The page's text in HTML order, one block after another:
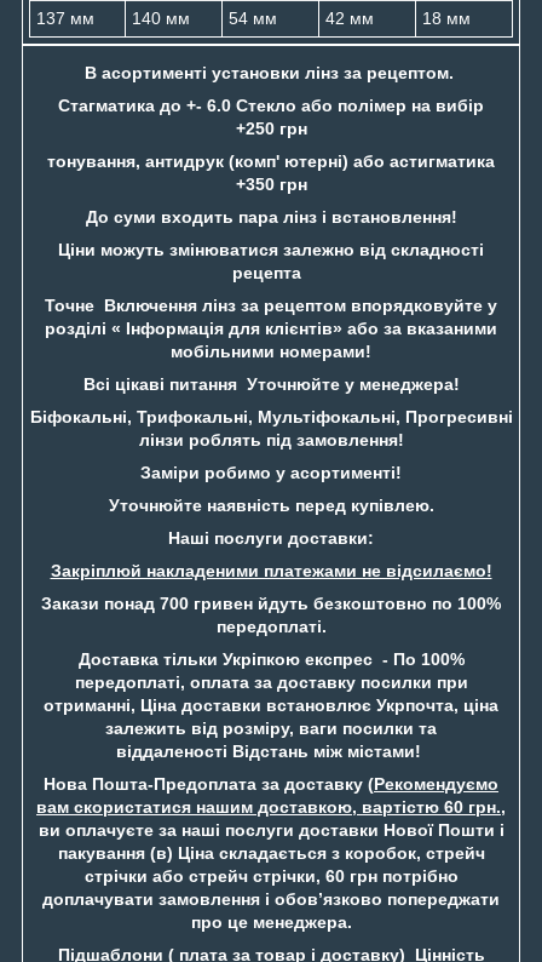
137 мм 140 мм 54 мм 42 мм 18 мм
В асортименті установки лінз за рецептом.
Стагматика до +- 6.0 Стекло або полімер на вибір
+250 грн
тонування, антидрук (комп' ютерні) або астигматика
+350 грн
До суми входить пара лінз і встановлення!
Ціни можуть змінюватися залежно від складності
рецепта
Точне Включення лінз за рецептом впорядковуйте у
розділі « Інформація для клієнтів» або за вказаними
мобільними номерами!
Всі цікаві питання Уточнюйте у менеджера!
Біфокальні, Трифокальні, Мультіфокальні, Прогресивні
лінзи роблять під замовлення!
Заміри робимо у асортименті!
Уточнюйте наявність перед купівлею.
Наші послуги доставки:
Закріплюй накладеними платежами не відсилаємо!
Закази понад 700 гривен йдуть безкоштовно по 100%
передоплаті.
Доставка тільки Укріпкою експрес - По 100%
передоплаті, оплата за доставку посилки при
отриманні, Ціна доставки встановлює Укрпочта, ціна
залежить від розміру, ваги посилки та
віддаленості Відстань між містами!
Нова Пошта-Предоплата за доставку (Рекомендуємо
вам скористатися нашим доставкою, вартістю 60 грн.,
ви оплачуєте за наші послуги доставки Нової Пошти і
пакування (в) Ціна складається з коробок, стрейч
стрічки або стрейч стрічки, 60 грн потрібно
доплачувати замовлення і обов’язково попереджати
про це менеджера.
Підшаблони ( плата за товар і доставку) Цінність